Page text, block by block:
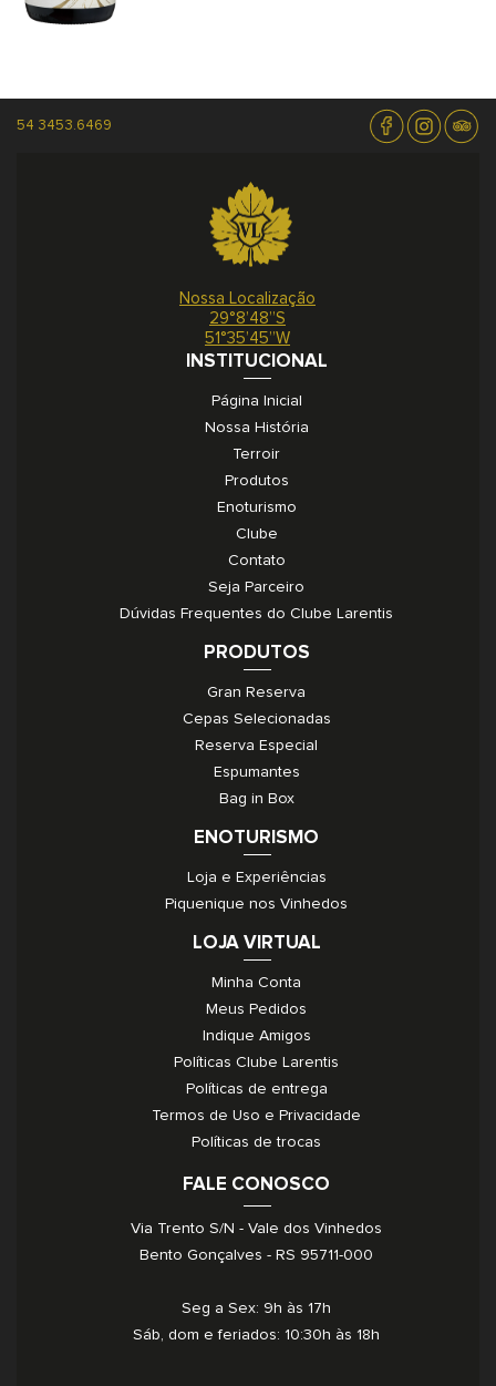
Tannat+Viognier
Cofermentado
Gran Reserva
,00
3x de R$ 48,33
assinantes clube: R$ 116,00
54 3453.6469
INSTITUCIONAL
Página Inicial
Nossa História
Terroir
Produtos
Enoturismo
Clube
Contato
Seja Parceiro
Dúvidas Frequentes do Clube Larentis
PRODUTOS
Gran Reserva
Cepas Selecionadas
Reserva Especial
Espumantes
Bag in Box
ENOTURISMO
Loja e Experiências
Piquenique nos Vinhedos
Nossa Localização
29°8’48”S
51°35’45”W
LOJA VIRTUAL
Minha Conta
Meus Pedidos
Indique Amigos
Políticas Clube Larentis
Políticas de entrega
Termos de Uso e Privacidade
Políticas de trocas
FALE CONOSCO
Via Trento S/N - Vale dos Vinhedos
Bento Gonçalves - RS 95711-000
Seg a Sex: 9h às 17h
Sáb, dom e feriados: 10:30h às 18h